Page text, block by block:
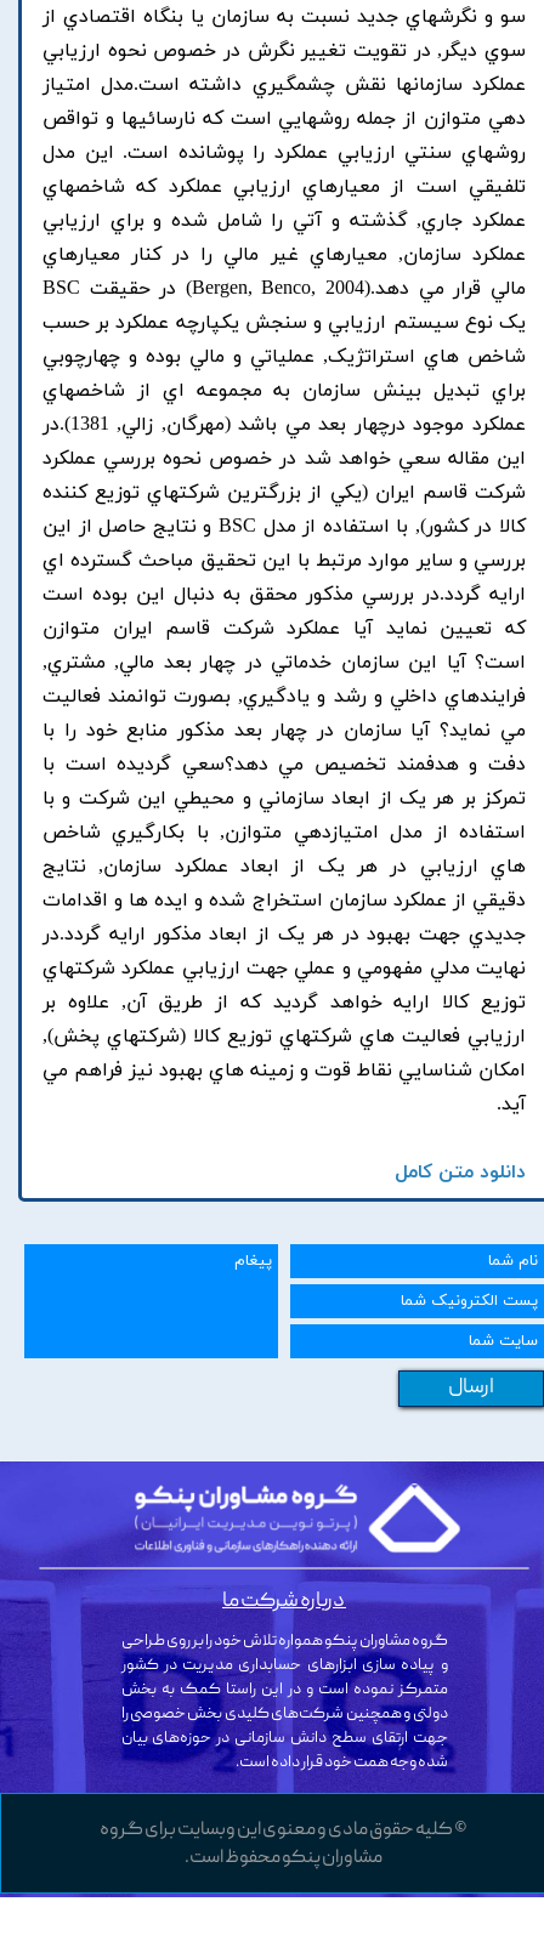
سو و نگرشهاي جديد نسبت به سازمان يا بنگاه اقتصادي از
سوي ديگر, در تقويت تغيير نگرش در خصوص نحوه ارزيابي
عملکرد سازمانها نقش چشمگيري داشته است.مدل امتياز
دهي متوازن از جمله روشهايي است که نارسائيها و تواقص
روشهاي سنتي ارزيابي عملکرد را پوشانده است. اين مدل
تلفيقي است از معيارهاي ارزيابي عملکرد که شاخصهاي
عملکرد جاري, گذشته و آتي را شامل شده و براي ارزيابي
عملکرد سازمان, معيارهاي غير مالي را در کنار معيارهاي
مالي قرار مي دهد.(Bergen, Benco, 2004) در حقيقت BSC
يک نوع سيستم ارزيابي و سنجش يکپارچه عملکرد بر حسب
شاخص هاي استراتژيک, عملياتي و مالي بوده و چهارچوبي
براي تبديل بينش سازمان به مجموعه اي از شاخصهاي
عملکرد موجود درچهار بعد مي باشد (مهرگان, زالي, 1381).در
اين مقاله سعي خواهد شد در خصوص نحوه بررسي عملکرد
شرکت قاسم ايران (يکي از بزرگترين شرکتهاي توزيع کننده
کالا در کشور), با استفاده از مدل BSC و نتايج حاصل از اين
بررسي و ساير موارد مرتبط با اين تحقيق مباحث گسترده اي
ارايه گردد.در بررسي مذکور محقق به دنبال اين بوده است
که تعيين نمايد آيا عملکرد شرکت قاسم ايران متوازن
است؟ آيا اين سازمان خدماتي در چهار بعد مالي, مشتري,
فرايندهاي داخلي و رشد و يادگيري, بصورت توانمند فعاليت
مي نمايد؟ آيا سازمان در چهار بعد مذکور منابع خود را با
دفت و هدفمند تخصيص مي دهد؟سعي گرديده است با
تمرکز بر هر يک از ابعاد سازماني و محيطي اين شرکت و با
استفاده از مدل امتيازدهي متوازن, با بکارگيري شاخص
هاي ارزيابي در هر يک از ابعاد عملکرد سازمان, نتايج
دقيقي از عملکرد سازمان استخراج شده و ايده ها و اقدامات
جديدي جهت بهبود در هر يک از ابعاد مذکور ارايه گردد.در
نهايت مدلي مفهومي و عملي جهت ارزيابي عملکرد شرکتهاي
توزيع کالا ارايه خواهد گرديد که از طريق آن, علاوه بر
ارزيابي فعاليت هاي شرکتهاي توزيع کالا (شرکتهاي پخش),
امکان شناسايي نقاط قوت و زمينه هاي بهبود نيز فراهم مي
آيد.
دانلود متن کامل
ارسال
© کلیه حقوق مادی و معنوی این وبسایت برای گروه
مشاوران پنکو محفوظ است.
گروه مشاوران پنکو همواره تلاش خود را بر روی طراحی
و پیاده سازی ابزارهای حسابداری مدیریت در کشور
متمرکز نموده است و در این راستا کمک به بخش
دولتی و همچنین شرکت‌های کلیدی بخش خصوصی را
جهت ارتقای سطح دانش سازمانی در حوزه‌های بیان
شده وجه همت خود قرار داده است.
درباره شرکت ما